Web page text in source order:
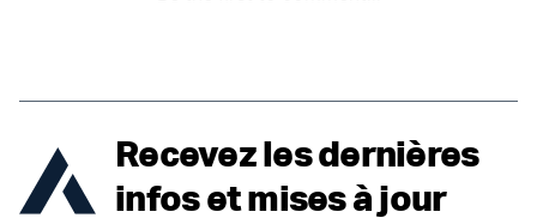
Recevez les dernières
infos et mises à jour